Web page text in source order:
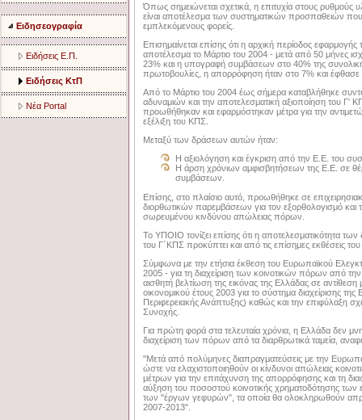
Ειδησεογραφία
Ειδήσεις Ε.Π.
Ειδήσεις ΚτΠ
Νέα Portal
Όπως σημειώνεται σχετικά, η επιτυχία στους
είναι αποτέλεσμα των συστηματικών προσπαθειών
εμπλεκόμενους φορείς.
Επισημαίνεται επίσης ότι η αρχική περίοδος
αποτέλεσμα το Μάρτιο του 2004 - μετά από 50 μήνες
23% και η υπογραφή συμβάσεων στο 40% της
πρωτοβουλίες, η απορρόφηση ήταν στο 7% και
Από το Μάρτιο του 2004 έως σήμερα καταβλήθηκε
αδυναμιών και την αποτελεσματική αξιοποίηση του Γ'
προωθήθηκαν και εφαρμόστηκαν μέτρα για την
εξέλιξη του ΚΠΣ.
Μεταξύ των δράσεων αυτών ήταν:
Η αξιολόγηση και έγκριση από την Ε.Ε. του
Η άρση χρόνιων αμφισβητήσεων της Ε.Ε. σε
συμβάσεων.
Επίσης, στο πλαίσιο αυτό, προωθήθηκε σε
διορθωτικών παρεμβάσεων για τον εξορθολογισμό και
σωρευμένου κινδύνου απώλειας πόρων.
Το ΥΠΟΙΟ τονίζει επίσης ότι η αποτελεσματικότητα
του Γ΄ΚΠΣ προκύπτει και από τις επίσημες εκθέσεις
Σύμφωνα με την ετήσια έκθεση του Ευρωπαϊκού
2005 - για τη διαχείριση των κοινοτικών πόρων από
αισθητή βελτίωση της εικόνας της Ελλάδας σε
οικονομικού έτους 2003 για το σύστημα διαχείρισης
Περιφερειακής Ανάπτυξης) καθώς και την επιφύλαξη
Συνοχής.
Για πρώτη φορά στα τελευταία χρόνια, η Ελλάδα δεν
διαχείριση των πόρων από τα διαρθρωτικά ταμεία,
"Μετά από πολύμηνες διαπραγματεύσεις με την
ώστε να ελαχιστοποιηθούν οι κίνδυνοι απώλειας
μέτρων για την επιτάχυνση της απορρόφησης και τη
αύξηση του ποσοστού κοινοτικής χρηματοδότησης
των "έργων γεφυρών", τα οποία θα ολοκληρωθούν
2007-2013".